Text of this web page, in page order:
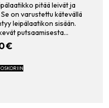
pitää leivät ja
on varustettu kätevällä
leipälaatikon sisään.
putsaamisesta…
€